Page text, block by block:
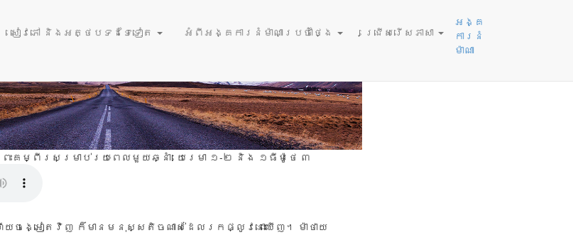
សៀវភៅ និងអត្ថបទដទៃទៀត អំពីអង្គការនំម៉ាណាប្រចាំថ្ងៃ ជ្រើសរើសភាសា
អង្គ
ការនំ
ម៉ាណា
វធ្វើដំណើរ
រះគម្ពីរសម្រាប់រយៈពេលមួយឆ្នាំ: យេរេមា ១-២ និង ១ធីម៉ូថេ ៣
ហើយចង្អៀតវិញ ក៏មានមនុស្សតិចណាស់ដែលរកផ្លូវនោះឃើញ។ ម៉ាថាយ